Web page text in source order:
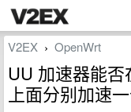
V2EX › OpenWrt
UU 加速器能
上面分别加速